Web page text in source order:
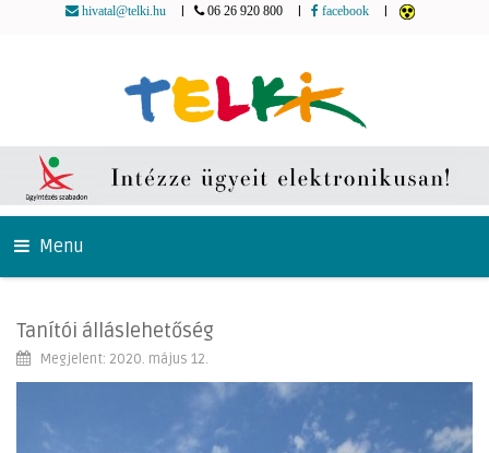
hivatal@telki.hu 06 26 920 800 facebook
Menu
Tanítói álláslehetőség
Megjelent: 2020. május 12.